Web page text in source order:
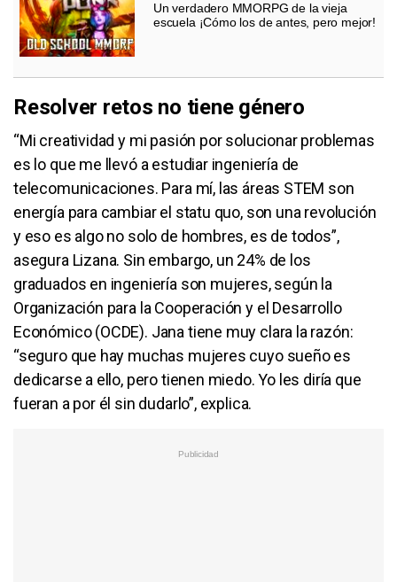
Un verdadero MMORPG de la vieja
escuela ¡Cómo los de antes, pero mejor!
Resolver retos no tiene género
“Mi creatividad y mi pasión por solucionar problemas
es lo que me llevó a estudiar ingeniería de
telecomunicaciones. Para mí, las áreas STEM son
energía para cambiar el statu quo, son una revolución
y eso es algo no solo de hombres, es de todos”,
asegura Lizana. Sin embargo, un 24% de los
graduados en ingeniería son mujeres, según la
Organización para la Cooperación y el Desarrollo
Económico (OCDE). Jana tiene muy clara la razón:
“seguro que hay muchas mujeres cuyo sueño es
dedicarse a ello, pero tienen miedo. Yo les diría que
fueran a por él sin dudarlo”, explica.